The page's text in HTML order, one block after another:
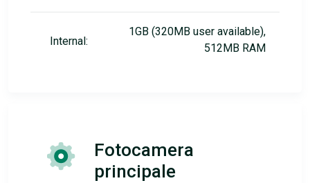
Internal:
1GB (320MB user available),
512MB RAM
Fotocamera
principale